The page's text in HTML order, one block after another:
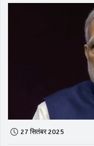
27 सितंबर 2025